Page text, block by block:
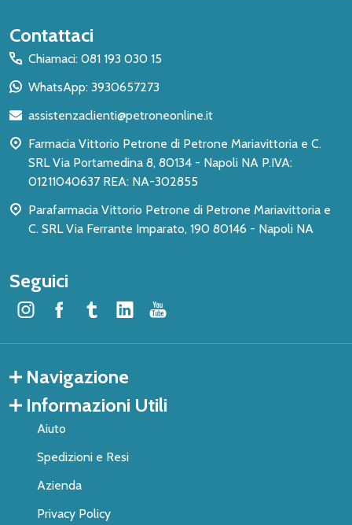
Inizio
del
piè
pagina
Contattaci
Chiamaci: 081 193 030 15
WhatsApp: 3930657273
assistenzaclienti@petroneonline.it
Farmacia Vittorio Petrone di Petrone Mariavittoria e C.
SRL Via Portamedina 8, 80134 - Napoli NA P.IVA:
01211040637 REA: NA-302855
Parafarmacia Vittorio Petrone di Petrone Mariavittoria e
C. SRL Via Ferrante Imparato, 190 80146 - Napoli NA
Seguici
Navigazione
Informazioni Utili
Aiuto
Spedizioni e Resi
Azienda
Privacy Policy